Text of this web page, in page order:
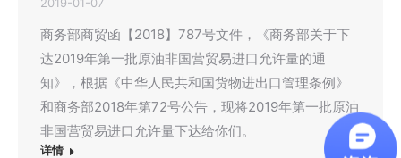
商务部商贸函【2018】787号文件，《商务部关于下
达2019年第一批原油非国营贸易进口允许量的通
知》，根据《中华人民共和国货物进出口管理条例》
和商务部2018年第72号公告，现将2019年第一批原油
非国营贸易进口允许量下达给你们。
详情